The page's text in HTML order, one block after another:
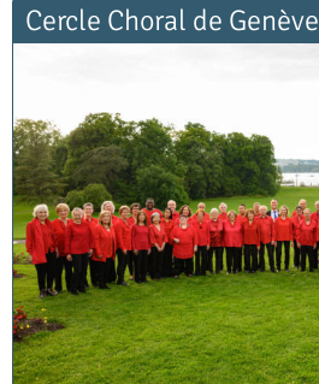
Cercle Choral de Genève